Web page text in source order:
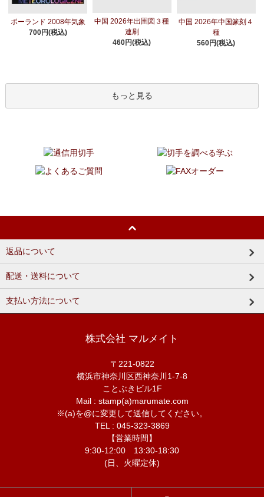
ポーランド 2008年気象
700円(税込)
中国 2026年出圉図３種
連刷
460円(税込)
中国 2026年中国篆刻４
種
560円(税込)
もっと見る
返品について
配送・送料について
支払い方法について
株式会社 マルメイト
〒221-0822
横浜市神奈川区西神奈川1-7-8
ことぶきビル1F
Mail : stamp(a)marumate.com
※(a)を@に変更して送信してください。
TEL : 045-323-3869
【営業時間】
9:30-12:00 13:30-18:30
(日、火曜定休)